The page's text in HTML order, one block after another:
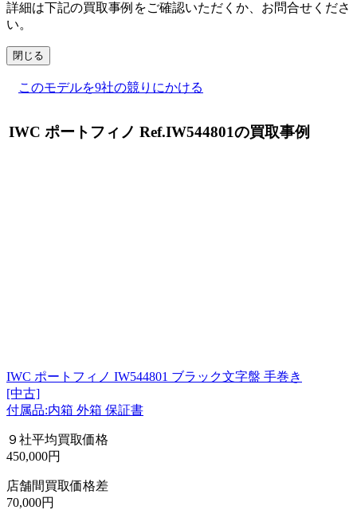
詳細は下記の買取事例をご確認いただくか、お問合せくださ
い。
閉じる
このモデルを9社の競りにかける
IWC ポートフィノ Ref.IW544801の買取事例
IWC ポートフィノ IW544801 ブラック文字盤 手巻き
[中古]
付属品:内箱 外箱 保証書
９社平均買取価格
450,000円
店舗間買取価格差
70,000円